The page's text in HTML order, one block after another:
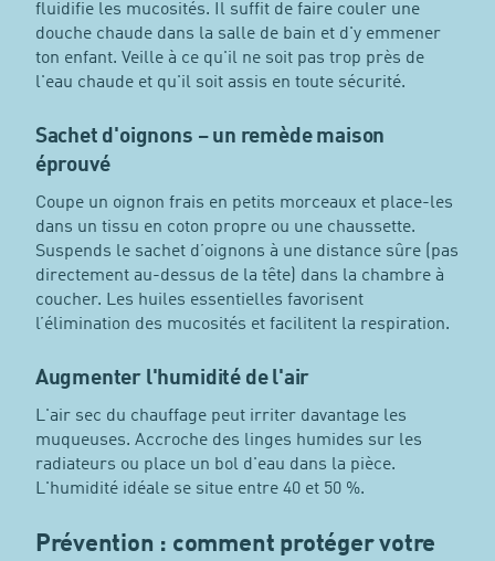
fluidifie les mucosités. Il suffit de faire couler une
douche chaude dans la salle de bain et d'y emmener
ton enfant. Veille à ce qu'il ne soit pas trop près de
l'eau chaude et qu'il soit assis en toute sécurité.
Sachet d'oignons – un remède maison
éprouvé
Coupe un oignon frais en petits morceaux et place-les
dans un tissu en coton propre ou une chaussette.
Suspends le sachet d’oignons à une distance sûre (pas
directement au-dessus de la tête) dans la chambre à
coucher. Les huiles essentielles favorisent
l’élimination des mucosités et facilitent la respiration.
Augmenter l'humidité de l'air
L'air sec du chauffage peut irriter davantage les
muqueuses. Accroche des linges humides sur les
radiateurs ou place un bol d'eau dans la pièce.
L'humidité idéale se situe entre 40 et 50 %.
Prévention : comment protéger votre